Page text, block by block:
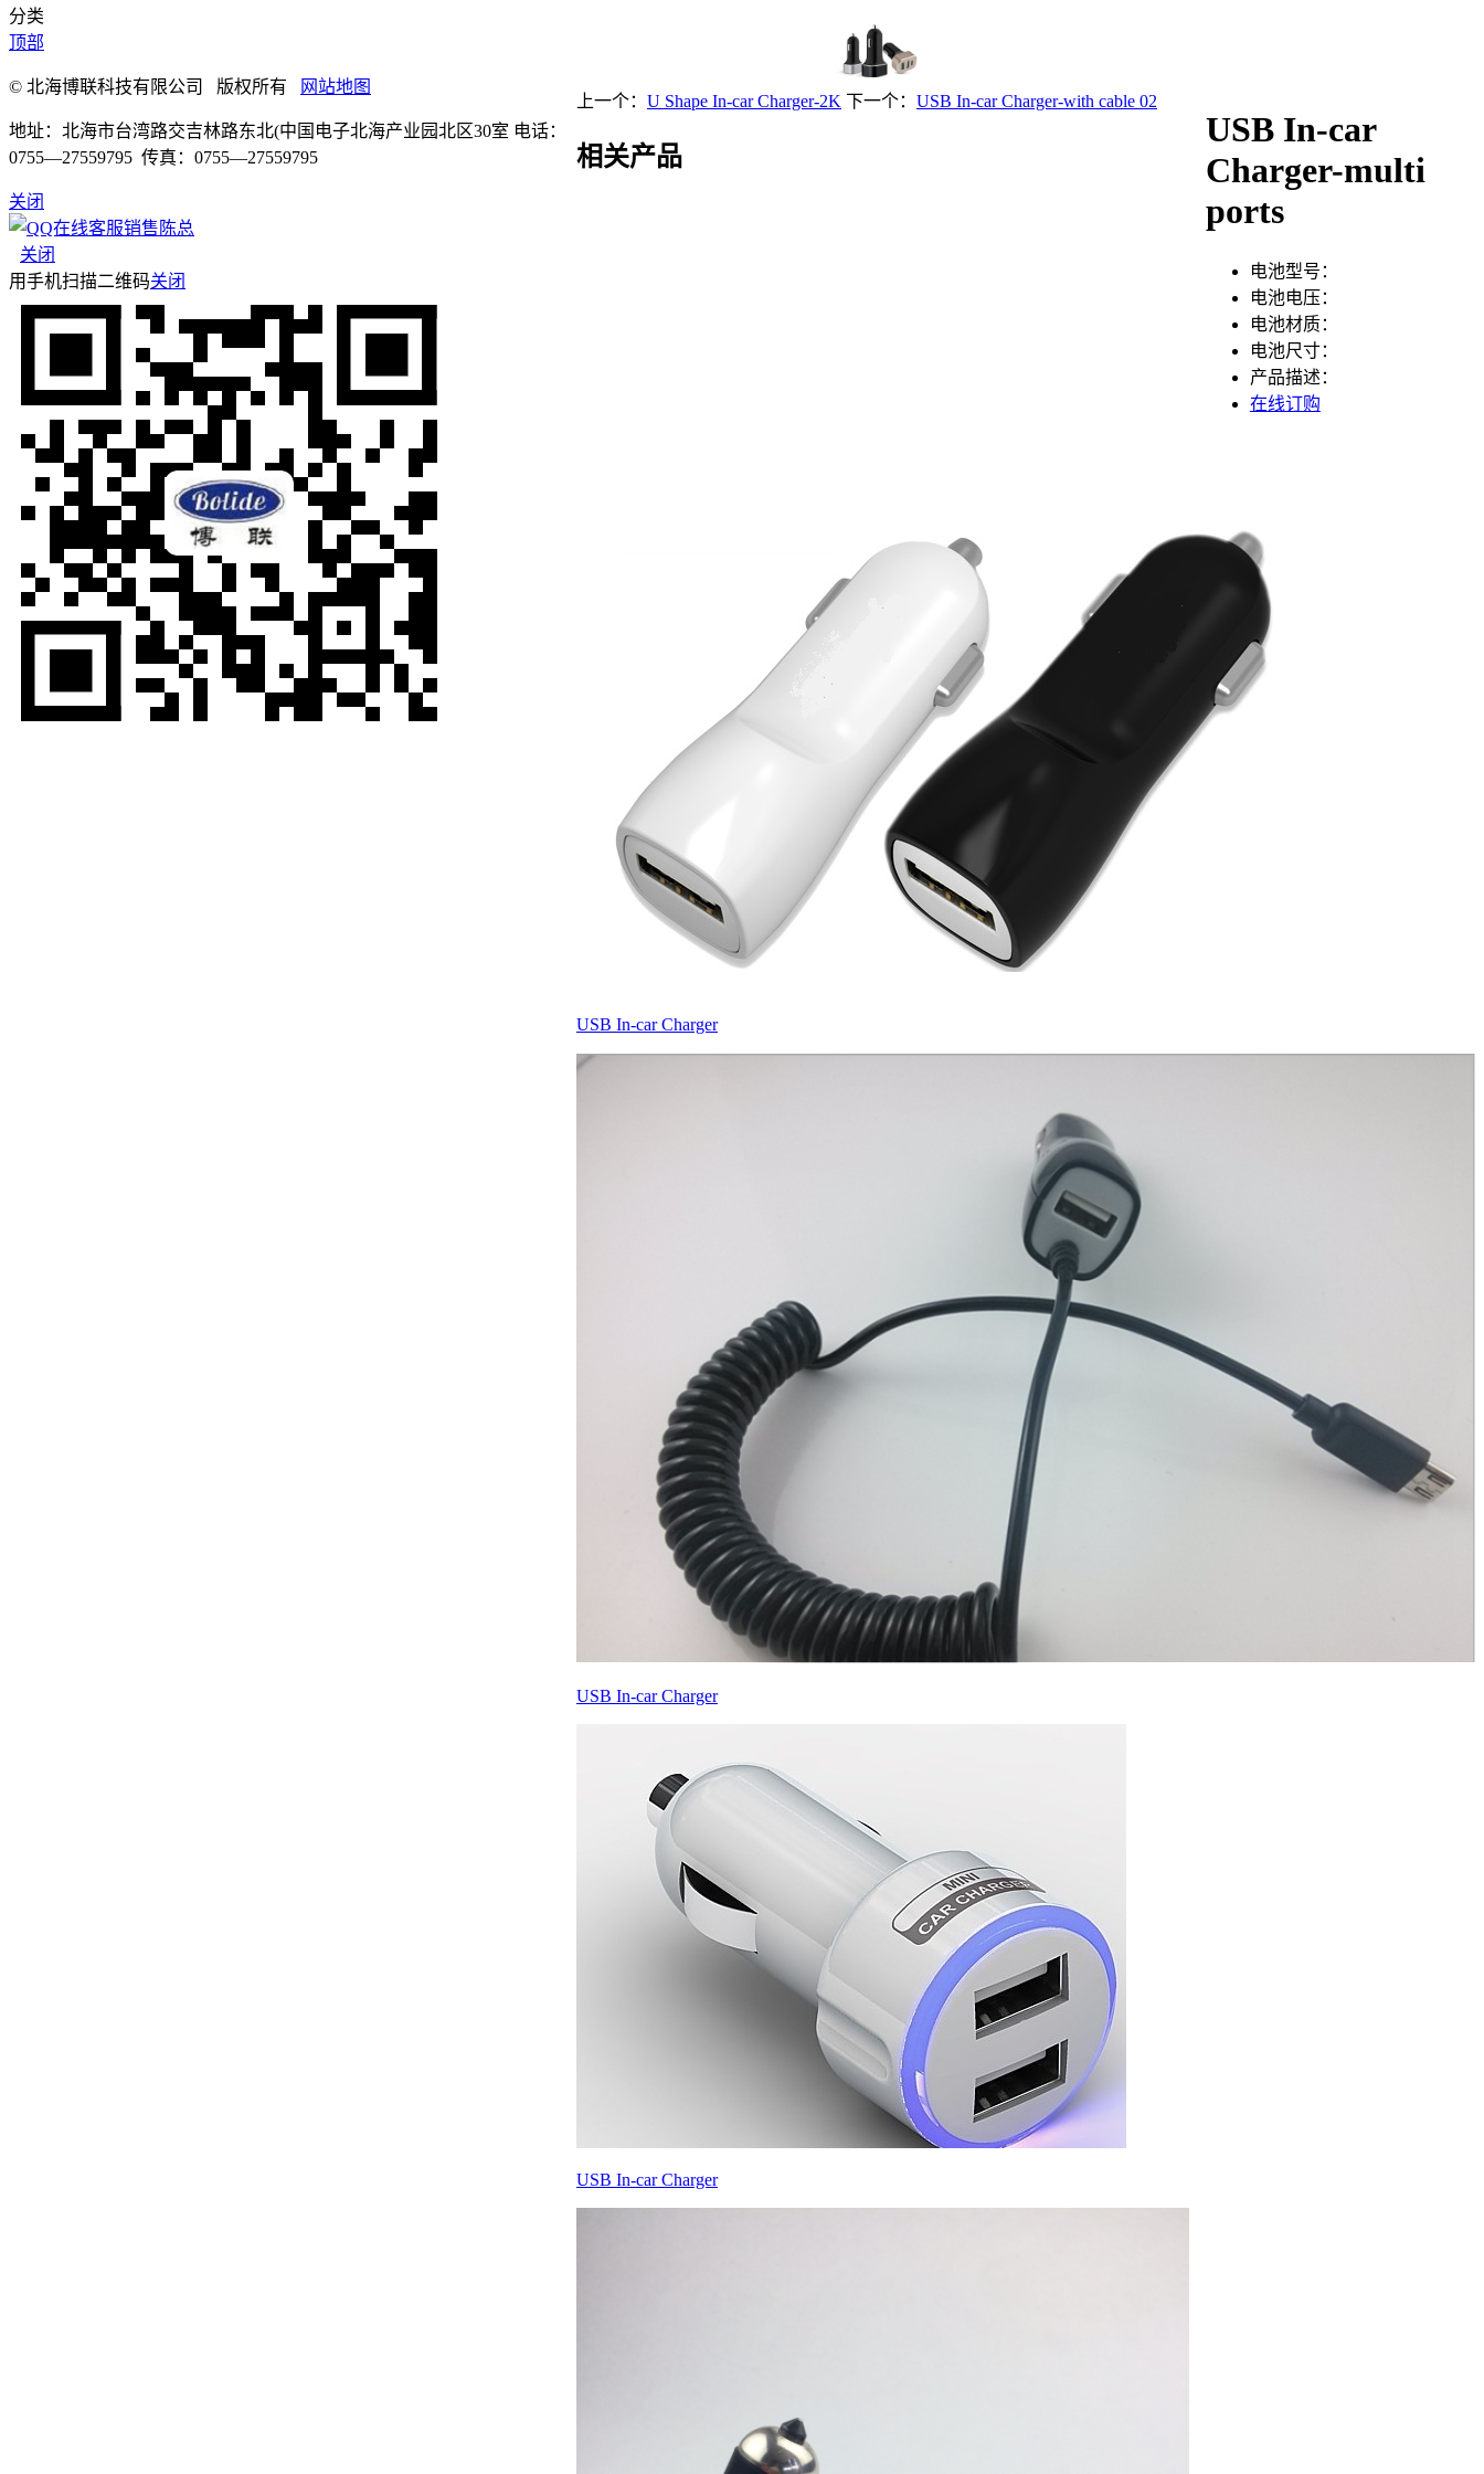
USB In-car
Charger-multi
ports
电池型号：
电池电压：
电池材质：
电池尺寸：
产品描述：
在线订购
上一个： U Shape In-car Charger-2K 下一个： USB In-car Charger-with cable 02
相关产品
USB In-car Charger
USB In-car Charger
USB In-car Charger
分类
顶部
© 北海博联科技有限公司 版权所有 网站地图
地址：北海市台湾路交吉林路东北(中国电子北海产业园北区30室 电话：
0755—27559795 传真：0755—27559795
关闭
销售陈总
关闭
用手机扫描二维码关闭